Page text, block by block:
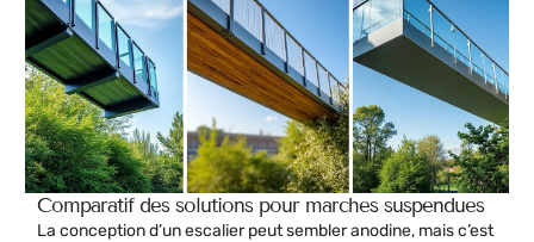
Comparatif des solutions pour marches suspendues
La conception d’un escalier peut sembler anodine, mais c’est